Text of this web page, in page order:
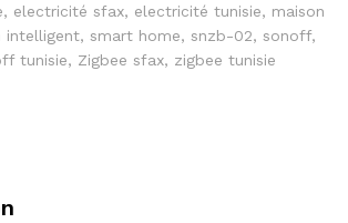
, electricité sfax, electricité tunisie, maison
intelligent, smart home, snzb-02, sonoff,
tunisie, Zigbee sfax, zigbee tunisie